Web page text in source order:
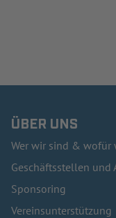
ÜBER UNS
Wer wir sind & wofür
Geschäftsstellen und
Sponsoring
Vereinsunterstützung